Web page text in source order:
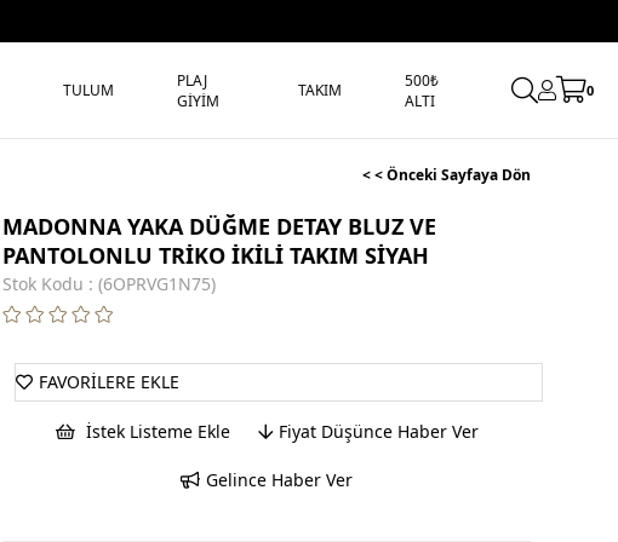
TULUM
PLAJ
GİYİM
TAKIM
500₺
ALTI
0
< < Önceki Sayfaya Dön
MADONNA YAKA DÜĞME DETAY BLUZ VE
PANTOLONLU TRİKO İKİLİ TAKIM SİYAH
Stok Kodu (6OPRVG1N75)
FAVORILERE EKLE
İstek Listeme Ekle Fiyat Düşünce Haber Ver
Gelince Haber Ver